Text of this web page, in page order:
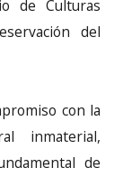
de Culturas
del
con la
inmaterial,
de